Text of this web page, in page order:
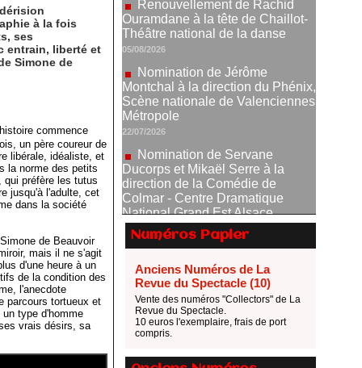
à la fois
ses
entrain, liberté et
Simone de
commence
un père coureur de
libérale, idéaliste, et
la norme des petits
préfère les tutus
jusqu'à l'adulte, cet
dans la société
de Beauvoir
mais il ne s'agit
d'une heure à un
de la condition des
l'anecdote
parcours tortueux et
type d'homme
vrais désirs, sa
05/08/2026
Nomination de Jérôme
Montchal à la direction du Phénix,
Métropole
22/07/2026
Nomination de Servane
Ducorps et Mikaël Serre à la
Colmar - Centre Dramatique
National Grand Est Alsace
07/07/2026
Thomas Jolly et Laëtitia
Guédon nommés à la direction du
TNP
Fonds SACD Théâtre : les
lauréats 2026
23/06/2026
Dispositif ARTCENA Écrire
20/06/2026
Numéros Papier
Anciens Numéros de La
Revue du Spectacle (10)
Vente des numéros "Collectors" de La
Revue du Spectacle.
10 euros l'exemplaire, frais de port
compris.